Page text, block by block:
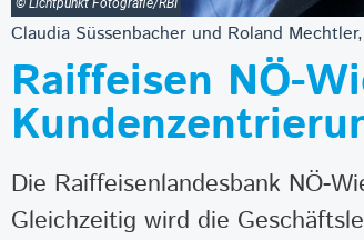
© Lichtpunkt Fotografie/RBI
Claudia Süssenbacher und Roland
Raiffeisen NÖ-
Die Raiffeisenlandesbank NÖ-
Gleichzeitig wird die